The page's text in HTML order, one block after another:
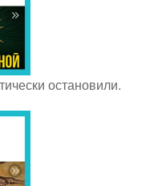
остановили.